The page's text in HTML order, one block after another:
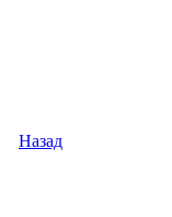
Назад